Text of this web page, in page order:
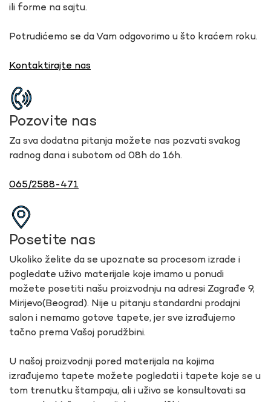
ili forme na sajtu.
Potrudićemo se da Vam odgovorimo u što kraćem roku.
Kontaktirajte nas
Pozovite nas
Za sva dodatna pitanja možete nas pozvati svakog
radnog dana i subotom od 08h do 16h.
065/2588-471
Posetite nas
Ukoliko želite da se upoznate sa procesom izrade i
pogledate uživo materijale koje imamo u ponudi
možete posetiti našu proizvodnju na adresi Zagrađe 9,
Mirijevo(Beograd). Nije u pitanju standardni prodajni
salon i nemamo gotove tapete, jer sve izrađujemo
tačno prema Vašoj porudžbini.
U našoj proizvodnji pored materijala na kojima
izrađujemo tapete možete pogledati i tapete koje se u
tom trenutku štampaju, ali i uživo se konsultovati sa